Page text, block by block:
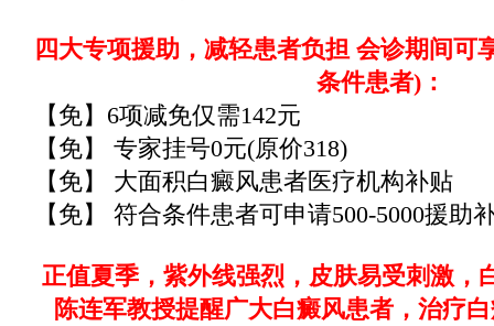
四大专项援助，减轻患者负担 会诊期间可
条件患者)：
【免】6项减免仅需142元
【免】 专家挂号0元(原价318)
【免】 大面积白癜风患者医疗机构补贴
【免】 符合条件患者可申请500-5000援助
正值夏季，紫外线强烈，皮肤易受刺激，
陈连军教授提醒广大白癜风患者， 治疗